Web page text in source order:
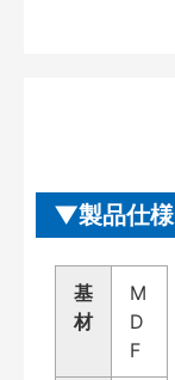
製品仕様
基
材
M
D
F